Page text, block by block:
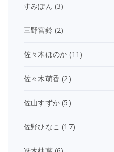
すみぽん (3)
三野宮鈴(2)
佐々木ほのか (11)
佐々木萌香 (2)
佐山すずか (5)
佐野ひなこ (17)